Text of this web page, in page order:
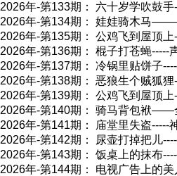
2026年-第133期： 六十岁学吹鼓手
2026年-第134期： 娃娃骑木马
2026年-第135期： 公鸡飞到屋顶上
2026年-第136期： 棍子打苍蝇-----
2026年-第137期： 冷锅里贴饼子
2026年-第138期： 恶狼生个贼狐狸
2026年-第139期： 公鸡飞到屋顶上
2026年-第140期： 骑马背包袱——
2026年-第141期： 庙堂里失盗-----
2026年-第142期： 尿壶打掉把儿
2026年-第143期： 饭桌上的抹布
2026年-第144期： 电视广告上的